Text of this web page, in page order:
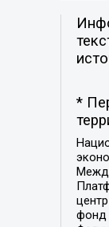
*
фонд